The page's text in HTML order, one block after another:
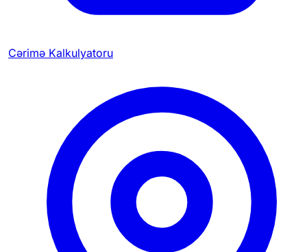
Cərimə Kalkulyatoru